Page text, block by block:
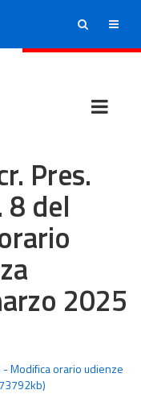
ricerca menu
Pres.
8 del
2025
- Modifica orario udienze